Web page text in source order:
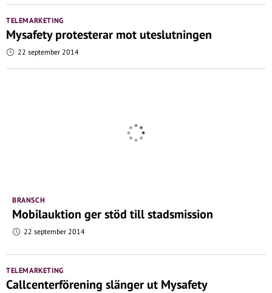
TELEMARKETING
Mysafety protesterar mot uteslutningen
22 september 2014
BRANSCH
Mobilauktion ger stöd till stadsmission
22 september 2014
TELEMARKETING
Callcenterförening slänger ut Mysafety